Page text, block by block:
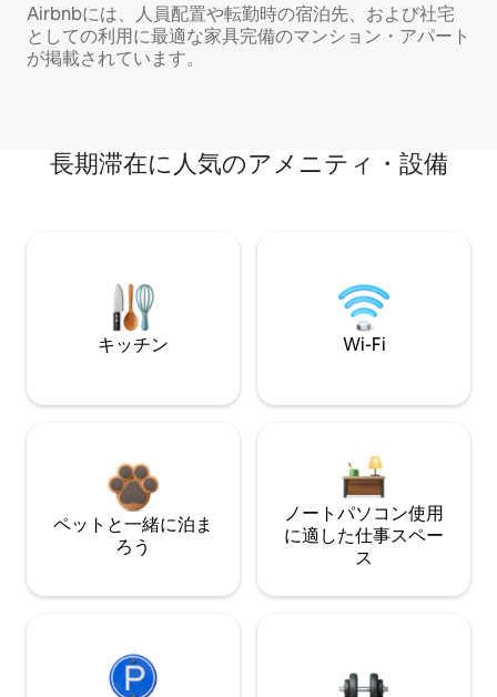
Airbnbには、人員配置や転勤時の宿泊先、および社宅
としての利用に最適な家具完備のマンション・アパート
が掲載されています。
長期滞在に人気のアメニティ・設備
キッチン Wi-Fi
ペットと一緒に泊ま
ろう
ノートパソコン使用
に適した仕事スペー
ス